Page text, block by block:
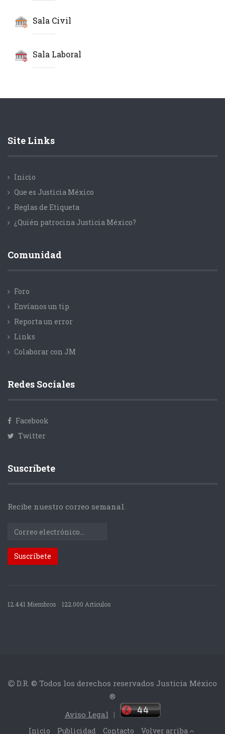
Sala Civil
Sala Laboral
Site Links
Inicio
Que es Justicia México
Reglas de Etiqueta
¿Quién patrocina Justicia México?
Comunidad
Foro
Envíanos un tip
Reporta un error
Links
Colaborar con JM
Redes Sociales
Facebook
Twitter
Suscríbete
Recibe nuestro correo semanal.
12.441 Miembros 122.000 Articulos
D.R. © Todos los derechos reservados Justicia México
®
Aviso Legal |
Inicio Publicidad Contacto Volver arriba